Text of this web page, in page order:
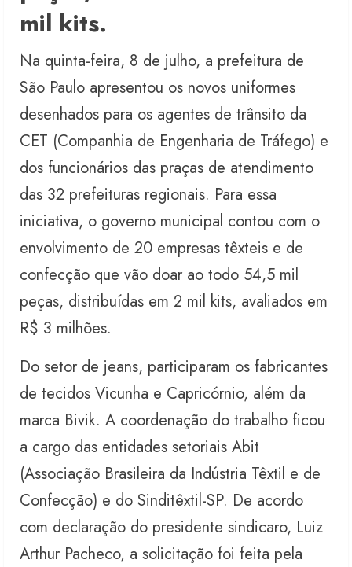
mil kits.
Na quinta-feira, 8 de julho, a prefeitura de
São Paulo apresentou os novos uniformes
desenhados para os agentes de trânsito da
CET (Companhia de Engenharia de Tráfego) e
dos funcionários das praças de atendimento
das 32 prefeituras regionais. Para essa
iniciativa, o governo municipal contou com o
envolvimento de 20 empresas têxteis e de
confecção que vão doar ao todo 54,5 mil
peças, distribuídas em 2 mil kits, avaliados em
R$ 3 milhões.
Do setor de jeans, participaram os fabricantes
de tecidos Vicunha e Capricórnio, além da
marca Bivik. A coordenação do trabalho ficou
a cargo das entidades setoriais Abit
(Associação Brasileira da Indústria Têxtil e de
Confecção) e do Sinditêxtil-SP. De acordo
com declaração do presidente sindicaro, Luiz
Arthur Pacheco, a solicitação foi feita pela